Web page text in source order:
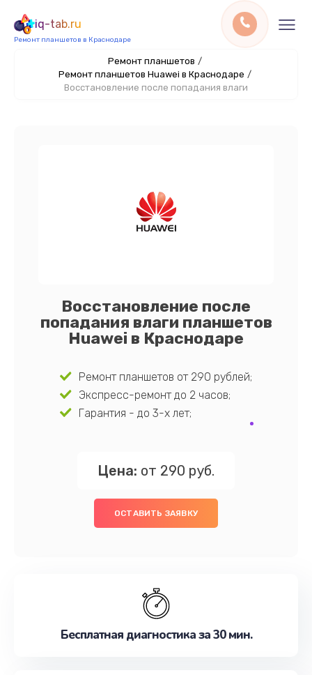
iq-tab.ru
Ремонт планшетов в Краснодаре
Ремонт планшетов /
Ремонт планшетов Huawei в Краснодаре /
Восстановление после попадания влаги
Восстановление после
попадания влаги планшетов
Huawei в Краснодаре
Ремонт планшетов от 290 рублей;
Экспресс-ремонт до 2 часов;
Гарантия - до 3-х лет;
Цена: от 290 руб.
ОСТАВИТЬ ЗАЯВКУ
Бесплатная диагностика за 30 мин.